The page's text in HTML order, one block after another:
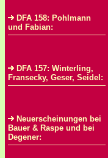
DFA 158: Pohlmann
und Fabian:
DFA 157: Winterling,
Fransecky, Geser, Seidel:
Neuerscheinungen bei
Bauer & Raspe und bei
Degener: